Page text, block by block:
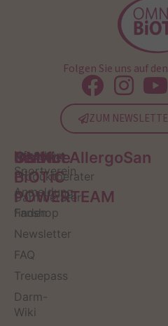
Folgen Sie uns auf
ZUM
Service
Kontakt
Produktberater
Darmberater
finden
Newsletter
FAQ
Treuepass
Darm-
Wiki
OMNi-
BiOTiC
POWERTEAM
Infos zum
Sportverein
Anmeldung
Fanshop
Institut AllergoSan